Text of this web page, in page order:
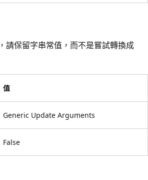
請保留字串常值，而不是嘗試轉換成
值
Generic Update Arguments
False